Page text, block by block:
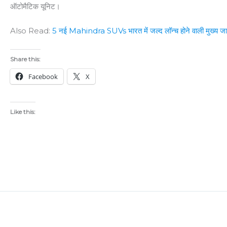
ऑटोमैटिक यूनिट।
Also Read: 5 नई Mahindra SUVs भारत में जल्द लॉन्च होने वाली मुख्य
Share this:
Facebook X
Like this: